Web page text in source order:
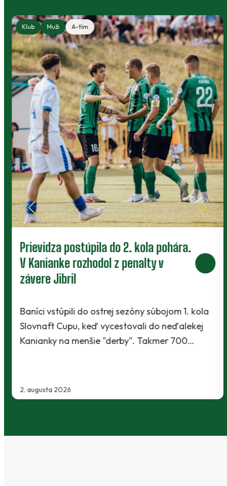
Klub Muži A-tím
Prievidza postúpila do 2. kola pohára.
V Kanianke rozhodol z penalty v
závere Jibril
2. augusta 2026
Baníci vstúpili do ostrej sezóny súbojom 1. kola
Slovnaft Cupu, keď vycestovali do neďalekej
Kanianky na menšie "derby". Takmer 700…